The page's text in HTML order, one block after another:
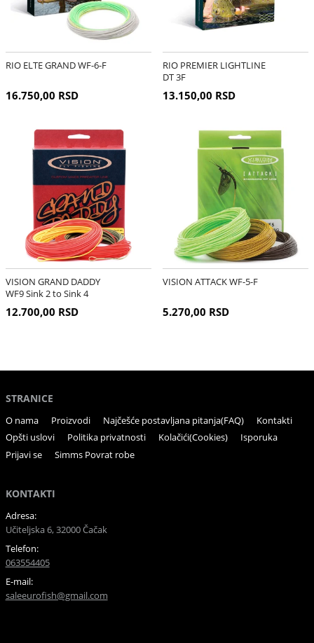
RIO ELTE GRAND WF-6-F
16.750,00 RSD
RIO PREMIER LIGHTLINE
DT 3F
13.150,00 RSD
VISION GRAND DADDY
WF9 Sink 2 to Sink 4
12.700,00 RSD
VISION ATTACK WF-5-F
5.270,00 RSD
STRANICE
O nama Proizvodi Najčešće postavljana pitanja(FAQ)
Kontakti
Opšti uslovi
Politika privatnosti Kolačići(Cookies)
Isporuka
Prijavi se
Simms Povrat robe
KONTAKTI
Adresa:
Učiteljska 6, 32000 Čačak
Telefon:
063554405
E-mail:
saleeurofish@gmail.com